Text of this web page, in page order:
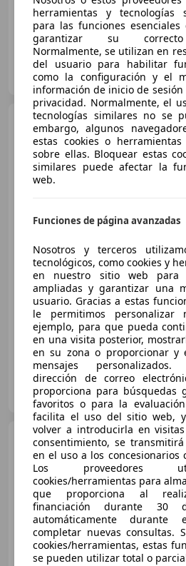
GERCARS
ES-28970 HUMANES DE MADRID
€
Sin
01/2007 380.000 km Diésel
Particular
ES-28034 Madrid
€
07/2014 120.774 km Diésel
herramientas y tecnologías
para las funciones
garantizar su correcto
Normalmente, se utilizan en
del usuario para habilitar
como la configuración y el
información de inicio de
privacidad. Normalmente, el
tecnologías similares no se
embargo, algunos
estas cookies o
sobre ellas. Bloquear estas
similares puede afectar la
web.
Funciones de página avanzadas
Nosotros y terceros
tecnológicos, como cookies y
en nuestro sitio web para
ampliadas y garantizar una
usuario. Gracias a estas
le permitimos personalizar
ejemplo, para que pueda
en una visita posterior,
en su zona o proporcionar y
mensajes
dirección de correo
proporciona para búsquedas
favoritos o para la
facilita el uso del sitio web,
volver a introducirla en
consentimiento, se
en el uso a los concesionarios
Los proveedores
cookies/herramientas para
que proporciona al
financiación durante 30
automáticamente durante
completar nuevas consultas.
cookies/herramientas, estas
se pueden utilizar total o